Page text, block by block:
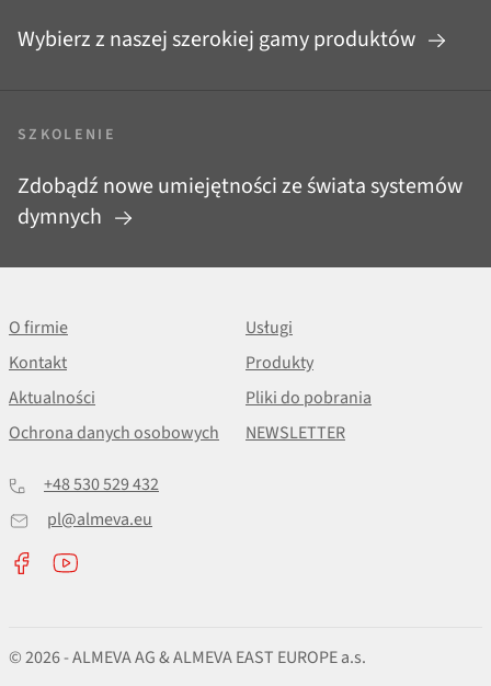
Wybierz z naszej szerokiej gamy produktów
SZKOLENIE
Zdobądź nowe umiejętności ze świata systemów
dymnych
O firmie
Usługi
Kontakt
Produkty
Aktualności
Pliki do pobrania
Ochrona danych osobowych
NEWSLETTER
+48 530 529 432
pl@almeva.eu
© 2026 - ALMEVA AG & ALMEVA EAST EUROPE a.s.